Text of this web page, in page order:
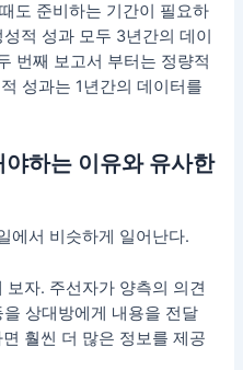
도 준비하는 기간이 필요하
적 성과 모두 3년간의 데이
번째 보고서 부터는 정량적
성과는 1년간의 데이터를
하는 이유와 유사한
에서 비슷하게 일어난다.
자. 주선자가 양측의 의견
상대방에게 내용을 전달
훨씬 더 많은 정보를 제공